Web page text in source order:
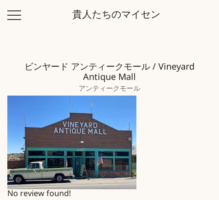
貴人たちのマイセン
ビンヤード アンティークモール / Vineyard
Antique Mall
アンティークモール
No review found!